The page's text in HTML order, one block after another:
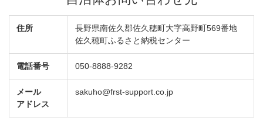
住所
長野県南佐久郡佐久穂町大字高野町569番地
佐久穂町ふるさと納税センター
電話番号 050-8888-9282
メール
アドレス
sakuho@frst-support.co.jp